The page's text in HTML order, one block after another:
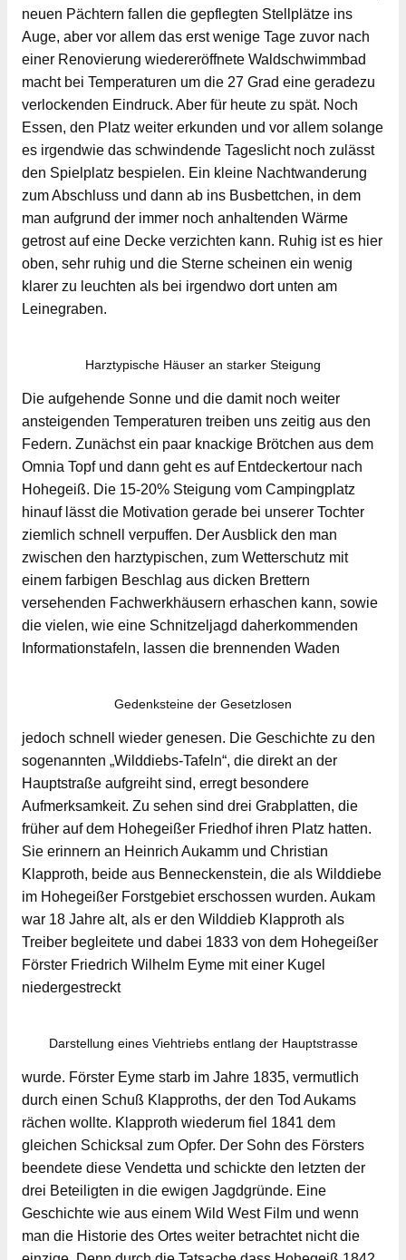
neuen Pächtern fallen die gepflegten Stellplätze ins
Auge, aber vor allem das erst wenige Tage zuvor nach
einer Renovierung wiedereröffnete Waldschwimmbad
macht bei Temperaturen um die 27 Grad eine geradezu
verlockenden Eindruck. Aber für heute zu spät. Noch
Essen, den Platz weiter erkunden und vor allem solange
es irgendwie das schwindende Tageslicht noch zulässt
den Spielplatz bespielen. Ein kleine Nachtwanderung
zum Abschluss und dann ab ins Busbettchen, in dem
man aufgrund der immer noch anhaltenden Wärme
getrost auf eine Decke verzichten kann. Ruhig ist es hier
oben, sehr ruhig und die Sterne scheinen ein wenig
klarer zu leuchten als bei irgendwo dort unten am
Leinegraben.
Harztypische Häuser an starker Steigung
Die aufgehende Sonne und die damit noch weiter
ansteigenden Temperaturen treiben uns zeitig aus den
Federn. Zunächst ein paar knackige Brötchen aus dem
Omnia Topf und dann geht es auf Entdeckertour nach
Hohegeiß. Die 15-20% Steigung vom Campingplatz
hinauf lässt die Motivation gerade bei unserer Tochter
ziemlich schnell verpuffen. Der Ausblick den man
zwischen den harztypischen, zum Wetterschutz mit
einem farbigen Beschlag aus dicken Brettern
versehenden Fachwerkhäusern erhaschen kann, sowie
die vielen, wie eine Schnitzeljagd daherkommenden
Informationstafeln, lassen die brennenden Waden
Gedenksteine der Gesetzlosen
jedoch schnell wieder genesen. Die Geschichte zu den
sogenannten „Wilddiebs-Tafeln“, die direkt an der
Hauptstraße aufgreiht sind, erregt besondere
Aufmerksamkeit. Zu sehen sind drei Grabplatten, die
früher auf dem Hohegeißer Friedhof ihren Platz hatten.
Sie erinnern an Heinrich Aukamm und Christian
Klapproth, beide aus Benneckenstein, die als Wilddiebe
im Hohegeißer Forstgebiet erschossen wurden. Aukam
war 18 Jahre alt, als er den Wilddieb Klapproth als
Treiber begleitete und dabei 1833 von dem Hohegeißer
Förster Friedrich Wilhelm Eyme mit einer Kugel
niedergestreckt
Darstellung eines Viehtriebs entlang der Hauptstrasse
wurde. Förster Eyme starb im Jahre 1835, vermutlich
durch einen Schuß Klapproths, der den Tod Aukams
rächen wollte. Klapproth wiederum fiel 1841 dem
gleichen Schicksal zum Opfer. Der Sohn des Försters
beendete diese Vendetta und schickte den letzten der
drei Beteiligten in die ewigen Jagdgründe. Eine
Geschichte wie aus einem Wild West Film und wenn
man die Historie des Ortes weiter betrachtet nicht die